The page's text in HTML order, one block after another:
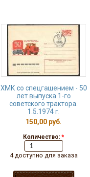
ХМК со спецгашением - 50
лет выпуска 1-го
советского трактора.
1.5.1974 г.
150,00 руб.
Количество: *
4 доступно для заказа